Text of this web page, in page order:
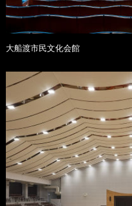
大船渡市民文化会館